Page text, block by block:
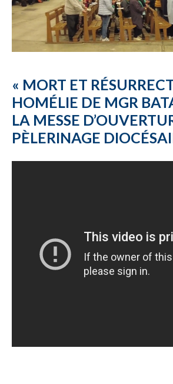
« MORT ET
HOMÉLIE DE MGR
LA MESSE
PÈLERINAGE